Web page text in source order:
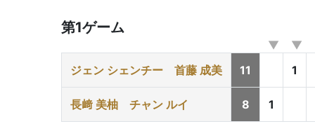
第1ゲーム
ジェン シェンチー 首藤 成美 11 1
長﨑 美柚 チャン ルイ 8 1